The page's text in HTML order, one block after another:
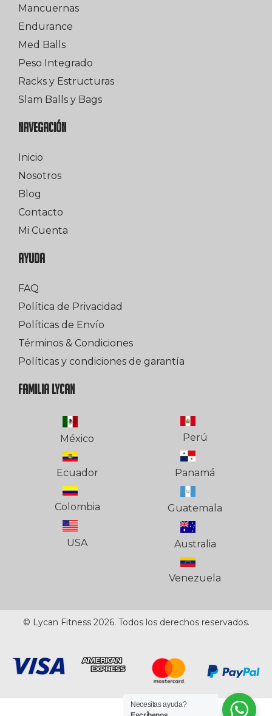
Mancuernas
Endurance
Med Balls
Peso Integrado
Racks y Estructuras
Slam Balls y Bags
NAVEGACIÓN
Inicio
Nosotros
Blog
Contacto
Mi Cuenta
AYUDA
FAQ
Política de Privacidad
Políticas de Envío
Términos & Condiciones
Políticas y condiciones de garantía
FAMILIA LYCAN
México
Ecuador
Colombia
USA
Perú
Panamá
Guatemala
Australia
Venezuela
© Lycan Fitness 2026. Todos los derechos reservados.
Necesitas ayuda?